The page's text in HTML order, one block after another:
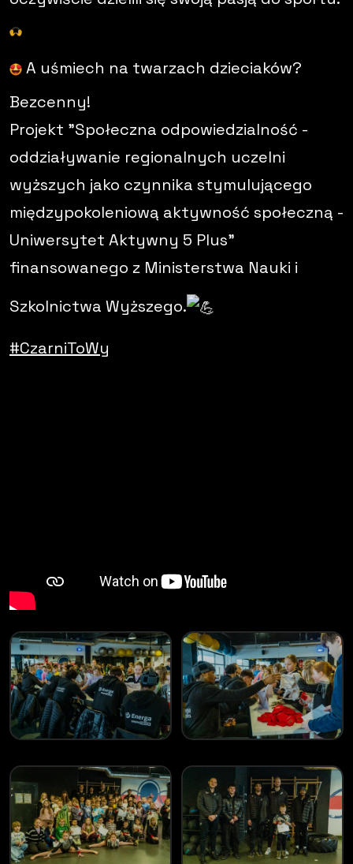
A uśmiech na twarzach dzieciaków?
Bezcenny!
Projekt "Społeczna odpowiedzialność -
oddziaływanie regionalnych uczelni
wyższych jako czynnika stymulującego
międzypokoleniową aktywność społeczną -
Uniwersytet Aktywny 5 Plus"
finansowanego z Ministerstwa Nauki i
Szkolnictwa Wyższego.
#CzarniToWy